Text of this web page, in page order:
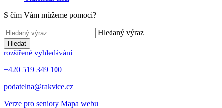
S čím Vám můžeme pomoci?
Hledaný výraz
Hledat
rozšířené vyhledávání
+420 519 349 100
podatelna@rakvice.cz
Verze pro seniory Mapa webu